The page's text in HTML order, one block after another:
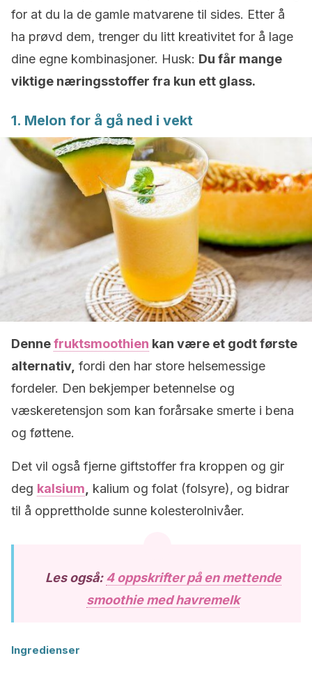
for at du la de gamle matvarene til sides. Etter å
ha prøvd dem, trenger du litt kreativitet for å lage
dine egne kombinasjoner. Husk: Du får mange
viktige næringsstoffer fra kun ett glass.
1. Melon for å gå ned i vekt
Dennefruktsmoothien kan være et godt første
alternativ, fordi den har store helsemessige
fordeler. Den bekjemper betennelse og
væskeretensjon som kan forårsake smerte i bena
og føttene.
Det vil også fjerne giftstoffer fra kroppen og gir
deg kalsium
kalium og folat (folsyre), og bidrar
til å opprettholde sunne kolesterolnivåer.
Les også:4 oppskrifter på en mettende
smoothie med havremelk
Ingredienser